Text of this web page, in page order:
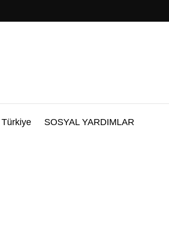
Türkiye SOSYAL YARDIMLAR